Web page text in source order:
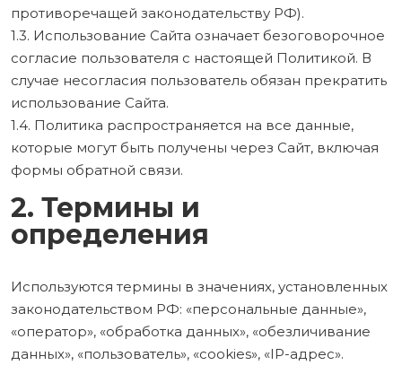
противоречащей законодательству РФ).
1.3. Использование Сайта означает безоговорочное
согласие пользователя с настоящей Политикой. В
случае несогласия пользователь обязан прекратить
использование Сайта.
1.4. Политика распространяется на все данные,
которые могут быть получены через Сайт, включая
формы обратной связи.
2. Термины и
определения
Используются термины в значениях, установленных
законодательством РФ: «персональные данные»,
«оператор», «обработка данных», «обезличивание
данных», «пользователь», «cookies», «IP-адрес».